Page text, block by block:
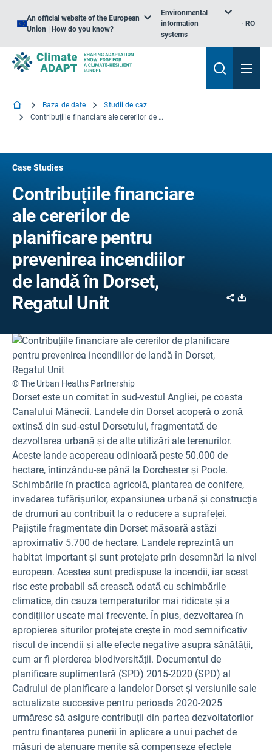
An official website of the European
Union | How do you know?
Environmental
information
systems
RO
Baza de date
Studii de caz
Contribuțiile financiare ale cererilor de planificare pentru prevenirea incendiilor de landă în Dorset, Regatul Unit
Case Studies
Contribuțiile financiare
ale cererilor de
planificare pentru
prevenirea incendiilor
de landă în Dorset,
Regatul Unit
Share
© The Urban Heaths Partnership
Dorset este un comitat în sud-vestul Angliei, pe coasta
Canalului Mânecii. Landele din Dorset acoperă o zonă
extinsă din sud-estul Dorsetului, fragmentată de
dezvoltarea urbană și de alte utilizări ale terenurilor.
Aceste lande acopereau odinioară peste 50.000 de
hectare, întinzându-se până la Dorchester și Poole.
Schimbările în practica agricolă, plantarea de conifere,
invadarea tufărișurilor, expansiunea urbană și construcția
de drumuri au contribuit la o reducere a suprafeței.
Pajiștile fragmentate din Dorset măsoară astăzi
aproximativ 5.700 de hectare. Landele reprezintă un
habitat important și sunt protejate prin desemnări la nivel
european. Acestea sunt predispuse la incendii, iar acest
risc este probabil să crească odată cu schimbările
climatice, din cauza temperaturilor mai ridicate și a
condițiilor uscate mai frecvente. În plus, dezvoltarea în
apropierea siturilor protejate crește în mod semnificativ
riscul de incendii și alte efecte negative asupra sănătății,
cum ar fi pierderea biodiversității. Documentul de
planificare suplimentară (SPD) 2015-2020 (SPD) al
Cadrului de planificare a landelor Dorset și versiunile sale
actualizate succesive pentru perioada 2020-2025
urmăresc să asigure contribuții din partea dezvoltatorilor
pentru finanțarea punerii în aplicare a unui pachet de
măsuri de atenuare menite să compenseze efectele